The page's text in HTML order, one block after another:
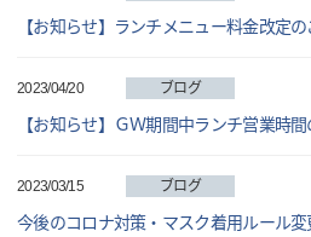
【お知らせ】ランチメニュー料金改定
2023/04/20 ブログ
【お知らせ】ＧＷ期間中ランチ営業時
2023/03/15 ブログ
今後のコロナ対策・マスク着用ルール